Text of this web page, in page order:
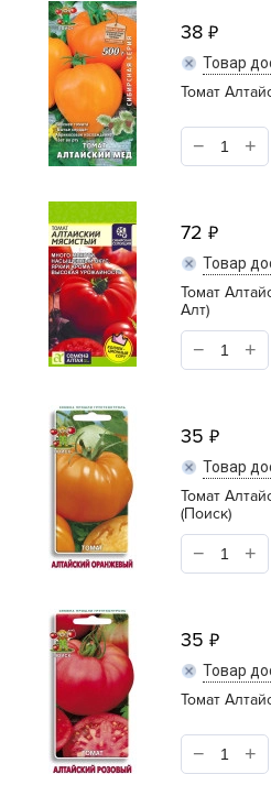
38
Товар
Томат
72
Товар
Томат
Алт)
35
Товар
Томат
(Поиск)
35
Товар
Томат